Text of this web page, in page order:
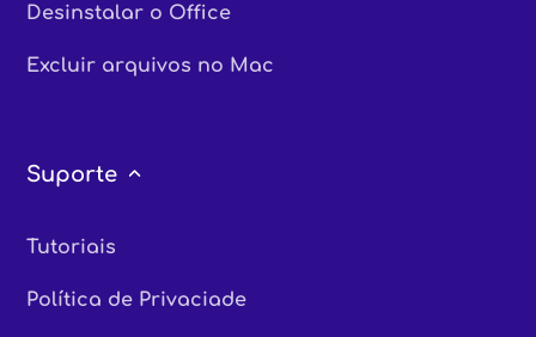
Desinstalar o Office
Excluir arquivos no Mac
Suporte
Tutoriais
Política de Privaciade